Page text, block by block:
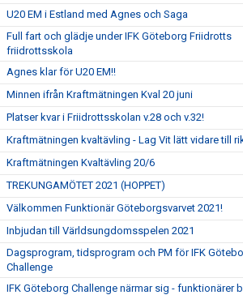
U20 EM i Estland med Agnes och Saga
Full fart och glädje under IFK Göteborg Friidrotts
friidrottsskola
Agnes klar för U20 EM!!
Minnen ifrån Kraftmätningen Kval 20 juni
Platser kvar i Friidrottsskolan v.28 och v.32!
Kraftmätningen kvaltävling - Lag Vit lätt vidare till
Kraftmätningen Kvaltävling 20/6
TREKUNGAMÖTET 2021 (HOPPET)
Välkommen Funktionär Göteborgsvarvet 2021!
Inbjudan till Världsungdomsspelen 2021
Dagsprogram, tidsprogram och PM för IFK
Challenge
IFK Göteborg Challenge närmar sig - funktionärer